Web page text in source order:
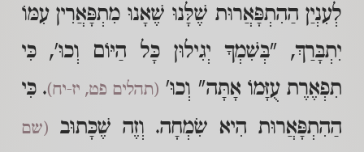
לְעִנְיַן הַהִתְפָּאֲרוּת שֶׁלָּנוּ שֶׁאָנוּ מִתְפָּאֲרִין עִמּוֹ
יִתְבָּרַךְ, "בְּשִׁמְךָ יְגִילוּן כָּל הַיּוֹם וְכוּ', כִּי
תִפְאֶרֶת עֻזָּמוֹ אָתָּה" וְכוּ' (תהלים פט, יז-יח). כִּי
הַהִתְפָּאֲרוּת הִיא שִׂמְחָה. וְזֶה שֶׁכָּתוּב (שם